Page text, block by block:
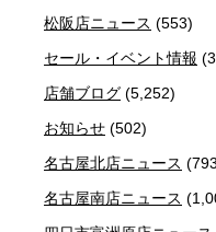
松阪店ニュース (553)
セール・イベント情報
店舗ブログ (5,252)
お知らせ (502)
名古屋北店ニュース
名古屋南店ニュース